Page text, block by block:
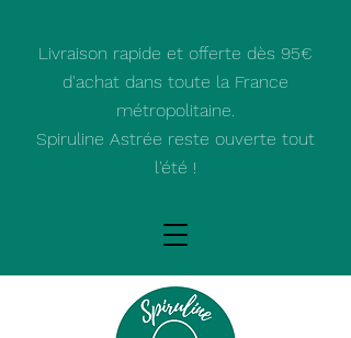
Livraison rapide et offerte dès 95€
d'achat dans toute la France
métropolitaine.
Spiruline Astrée reste ouverte tout
l'été !